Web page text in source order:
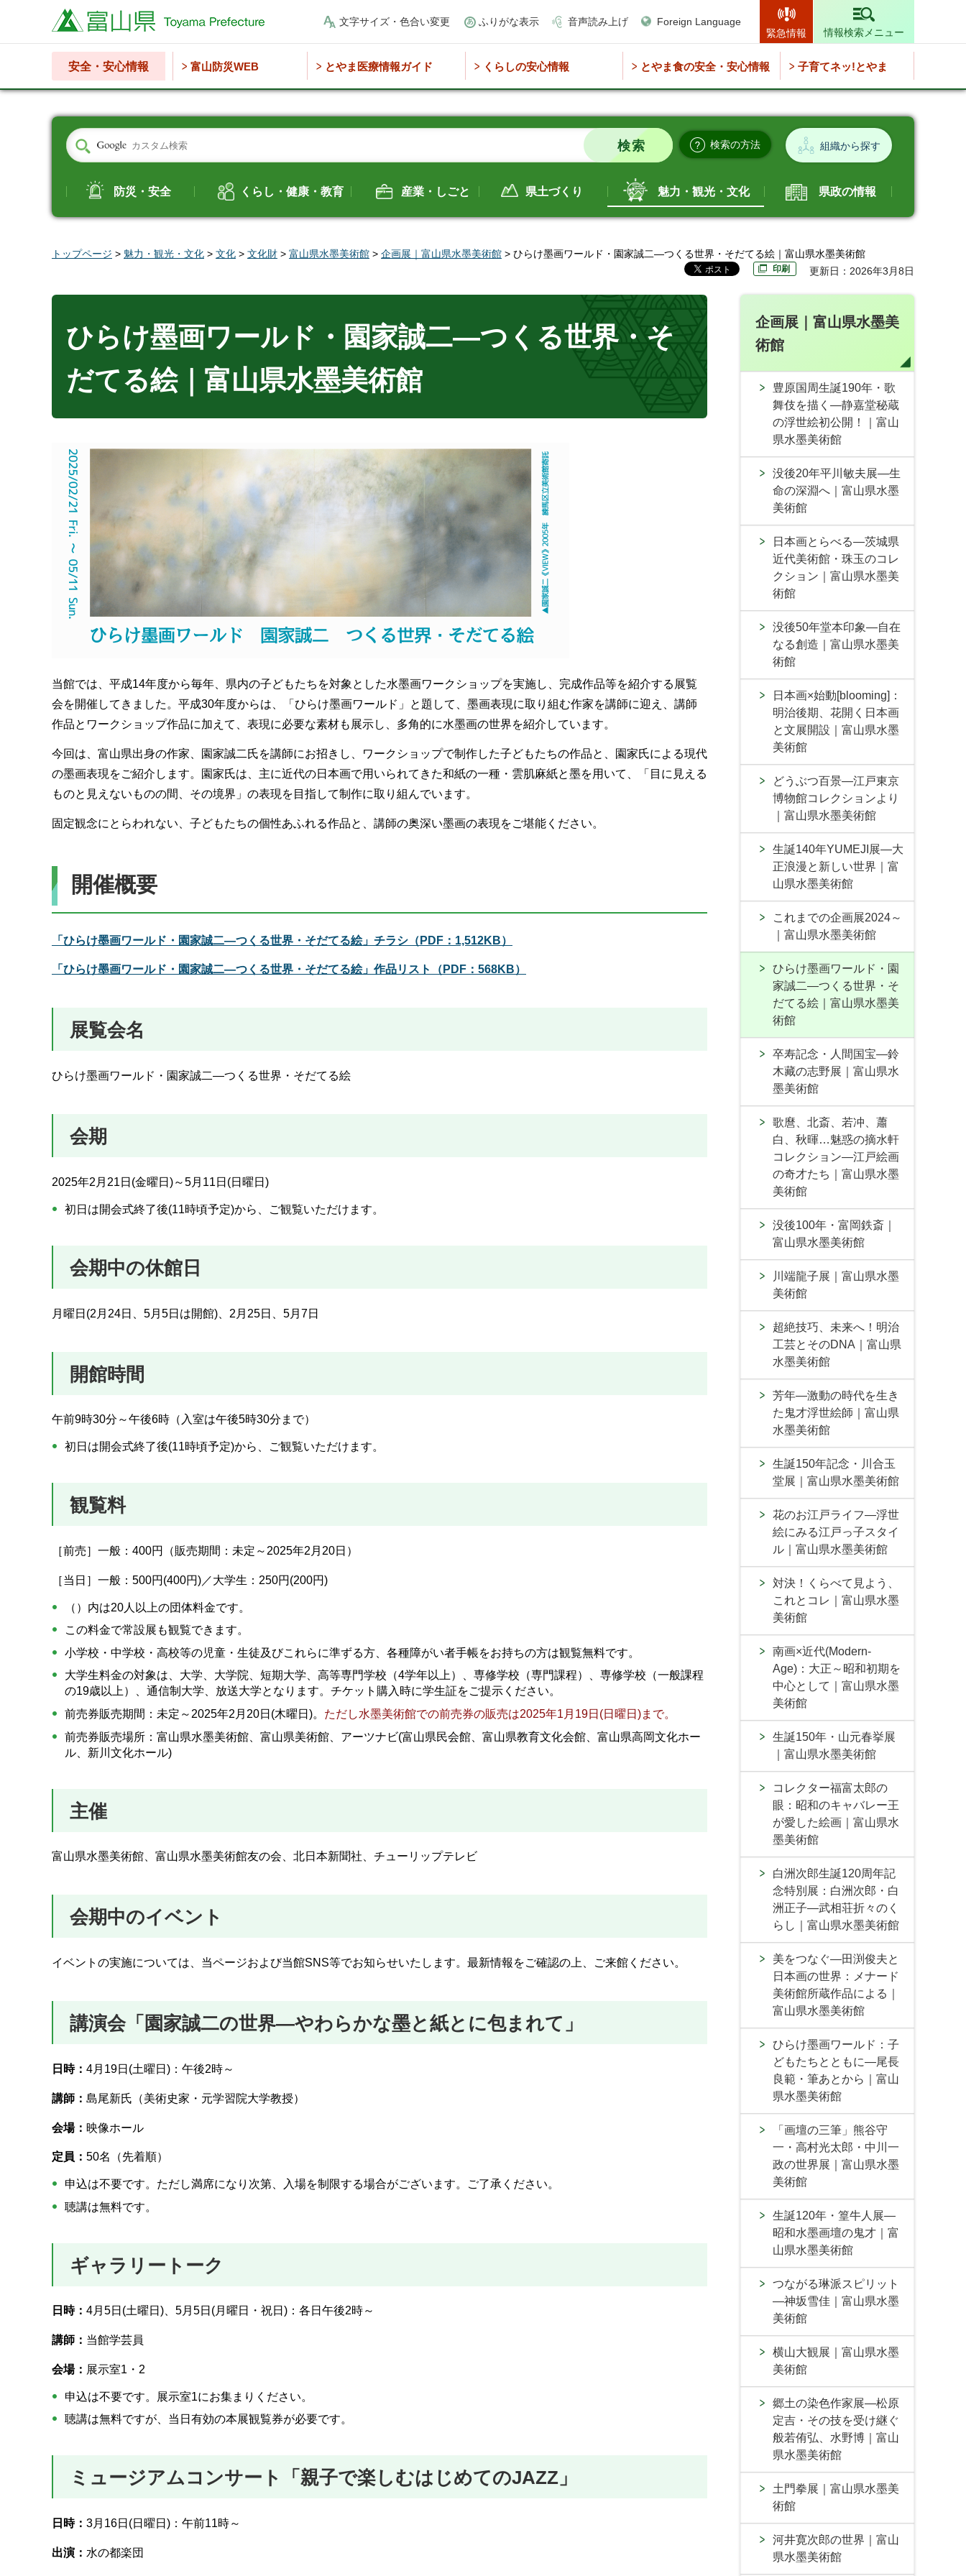
富山県 文字サイズ・色合い変更 ふりがな表示 音声読み上げ
Foreign Language
緊急情報
情報検索メニュー
安全・安心情報 富山防災WEB とやま医療情報ガイド くらしの安心情報 とやま食の安全・安心情報 子育てネッ!とやま
検索の方法 組織から探す
防災・安全 くらし・健康・教育 産業・しごと 県土づくり 魅力・観光・文化 県政の情報
トップページ > 魅力・観光・文化 > 文化 > 文化財 > 富山県水墨美術館 > 企画展｜富山県水墨美術館 > ひらけ墨画ワールド・園家誠二―つくる世界・そだてる絵｜富山県水墨美術館
印刷 更新日：2026年3月8日
ひらけ墨画ワールド・園家誠二―つくる世界・そ
だてる絵｜富山県水墨美術館
当館では、平成14年度から毎年、県内の子どもたちを対象とした水墨画ワークショップを実施し、完成作品等を紹介する展覧
会を開催してきました。平成30年度からは、「ひらけ墨画ワールド」と題して、墨画表現に取り組む作家を講師に迎え、講師
作品とワークショップ作品に加えて、表現に必要な素材も展示し、多角的に水墨画の世界を紹介しています。
今回は、富山県出身の作家、園家誠二氏を講師にお招きし、ワークショップで制作した子どもたちの作品と、園家氏による現代
の墨画表現をご紹介します。園家氏は、主に近代の日本画で用いられてきた和紙の一種・雲肌麻紙と墨を用いて、「目に見える
ものと見えないものの間、その境界」の表現を目指して制作に取り組んでいます。
固定観念にとらわれない、子どもたちの個性あふれる作品と、講師の奥深い墨画の表現をご堪能ください。
開催概要
「ひらけ墨画ワールド・園家誠二―つくる世界・そだてる絵」チラシ（PDF：1,512KB）
「ひらけ墨画ワールド・園家誠二―つくる世界・そだてる絵」作品リスト（PDF：568KB）
展覧会名
ひらけ墨画ワールド・園家誠二―つくる世界・そだてる絵
会期
2025年2月21日(金曜日)～5月11日(日曜日)
初日は開会式終了後(11時頃予定)から、ご観覧いただけます。
会期中の休館日
月曜日(2月24日、5月5日は開館)、2月25日、5月7日
開館時間
午前9時30分～午後6時（入室は午後5時30分まで）
初日は開会式終了後(11時頃予定)から、ご観覧いただけます。
観覧料
［前売］一般：400円（販売期間：未定～2025年2月20日）
［当日］一般：500円(400円)／大学生：250円(200円)
（）内は20人以上の団体料金です。
この料金で常設展も観覧できます。
小学校・中学校・高校等の児童・生徒及びこれらに準ずる方、各種障がい者手帳をお持ちの方は観覧無料です。
大学生料金の対象は、大学、大学院、短期大学、高等専門学校（4学年以上）、専修学校（専門課程）、専修学校（一般課程
の19歳以上）、通信制大学、放送大学となります。チケット購入時に学生証をご提示ください。
前売券販売期間：未定～2025年2月20日(木曜日)。 ただし水墨美術館での前売券の販売は2025年1月19日(日曜日)まで。
前売券販売場所：富山県水墨美術館、富山県美術館、アーツナビ(富山県民会館、富山県教育文化会館、富山県高岡文化ホー
ル、新川文化ホール)
主催
富山県水墨美術館、富山県水墨美術館友の会、北日本新聞社、チューリップテレビ
会期中のイベント
イベントの実施については、当ページおよび当館SNS等でお知らせいたします。最新情報をご確認の上、ご来館ください。
講演会「園家誠二の世界―やわらかな墨と紙とに包まれて」
日時： 4月19日(土曜日)：午後2時～
講師： 島尾新氏（美術史家・元学習院大学教授）
会場： 映像ホール
定員： 50名（先着順）
申込は不要です。ただし満席になり次第、入場を制限する場合がございます。ご了承ください。
聴講は無料です。
ギャラリートーク
日時： 4月5日(土曜日)、5月5日(月曜日・祝日)：各日午後2時～
講師： 当館学芸員
会場： 展示室1・2
申込は不要です。展示室1にお集まりください。
聴講は無料ですが、当日有効の本展観覧券が必要です。
ミュージアムコンサート「親子で楽しむはじめてのJAZZ」
日時： 3月16日(日曜日)：午前11時～
出演： 水の都楽団
企画展｜富山県水墨美
術館
豊原国周生誕190年・歌
舞伎を描く―静嘉堂秘蔵
の浮世絵初公開！｜富山
県水墨美術館
没後20年平川敏夫展―生
命の深淵へ｜富山県水墨
美術館
日本画とらべる―茨城県
近代美術館・珠玉のコレ
クション｜富山県水墨美
術館
没後50年堂本印象―自在
なる創造｜富山県水墨美
術館
日本画×始動[blooming]：
明治後期、花開く日本画
と文展開設｜富山県水墨
美術館
どうぶつ百景―江戸東京
博物館コレクションより
｜富山県水墨美術館
生誕140年YUMEJI展―大
正浪漫と新しい世界｜富
山県水墨美術館
これまでの企画展2024～
｜富山県水墨美術館
ひらけ墨画ワールド・園
家誠二―つくる世界・そ
だてる絵｜富山県水墨美
術館
卒寿記念・人間国宝―鈴
木藏の志野展｜富山県水
墨美術館
歌麿、北斎、若冲、蕭
白、秋暉…魅惑の摘水軒
コレクション―江戸絵画
の奇才たち｜富山県水墨
美術館
没後100年・富岡鉄斎｜
富山県水墨美術館
川端龍子展｜富山県水墨
美術館
超絶技巧、未来へ！明治
工芸とそのDNA｜富山県
水墨美術館
芳年―激動の時代を生き
た鬼才浮世絵師｜富山県
水墨美術館
生誕150年記念・川合玉
堂展｜富山県水墨美術館
花のお江戸ライフ―浮世
絵にみる江戸っ子スタイ
ル｜富山県水墨美術館
対決！くらべて見よう、
これとコレ｜富山県水墨
美術館
南画×近代(Modern-
Age)：大正～昭和初期を
中心として｜富山県水墨
美術館
生誕150年・山元春挙展
｜富山県水墨美術館
コレクター福富太郎の
眼：昭和のキャバレー王
が愛した絵画｜富山県水
墨美術館
白洲次郎生誕120周年記
念特別展：白洲次郎・白
洲正子―武相荘折々のく
らし｜富山県水墨美術館
美をつなぐ―田渕俊夫と
日本画の世界：メナード
美術館所蔵作品による｜
富山県水墨美術館
ひらけ墨画ワールド：子
どもたちとともに―尾長
良範・筆あとから｜富山
県水墨美術館
「画壇の三筆」熊谷守
一・高村光太郎・中川一
政の世界展｜富山県水墨
美術館
生誕120年・篁牛人展―
昭和水墨画壇の鬼才｜富
山県水墨美術館
つながる琳派スピリット
―神坂雪佳｜富山県水墨
美術館
横山大観展｜富山県水墨
美術館
郷土の染色作家展―松原
定吉・その技を受け継ぐ
般若侑弘、水野博｜富山
県水墨美術館
土門拳展｜富山県水墨美
術館
河井寛次郎の世界｜富山
県水墨美術館